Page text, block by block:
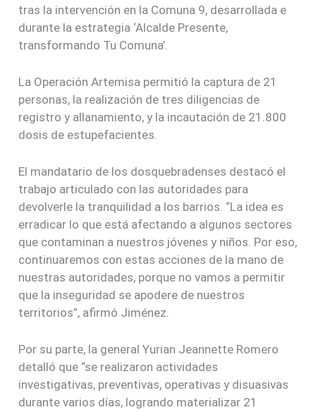
tras la intervención en la Comuna 9, desarrollada e
durante la estrategia ‘Alcalde Presente,
transformando Tu Comuna’.
La Operación Artemisa permitió la captura de 21
personas, la realización de tres diligencias de
registro y allanamiento, y la incautación de 21.800
dosis de estupefacientes.
El mandatario de los dosquebradenses destacó el
trabajo articulado con las autoridades para
devolverle la tranquilidad a los barrios. “La idea es
erradicar lo que está afectando a algunos sectores
que contaminan a nuestros jóvenes y niños. Por eso,
continuaremos con estas acciones de la mano de
nuestras autoridades, porque no vamos a permitir
que la inseguridad se apodere de nuestros
territorios”, afirmó Jiménez.
Por su parte, la general Yurian Jeannette Romero
detalló que “se realizaron actividades
investigativas, preventivas, operativas y disuasivas
durante varios días, logrando materializar 21